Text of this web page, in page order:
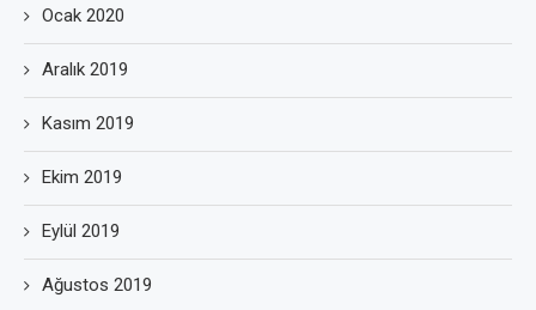
Ocak 2020
Aralık 2019
Kasım 2019
Ekim 2019
Eylül 2019
Ağustos 2019